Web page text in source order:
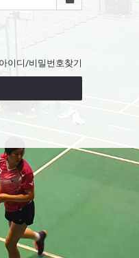
아이디/비밀번호찾기